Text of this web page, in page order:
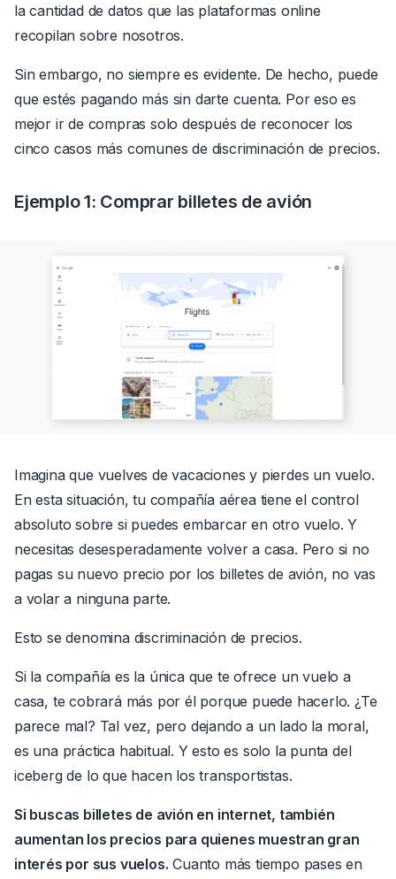
la cantidad de datos que las plataformas online
recopilan sobre nosotros.
Sin embargo, no siempre es evidente. De hecho, puede
que estés pagando más sin darte cuenta. Por eso es
mejor ir de compras solo después de reconocer los
cinco casos más comunes de discriminación de precios.
Ejemplo 1: Comprar billetes de avión
Imagina que vuelves de vacaciones y pierdes un vuelo.
En esta situación, tu compañía aérea tiene el control
absoluto sobre si puedes embarcar en otro vuelo. Y
necesitas desesperadamente volver a casa. Pero si no
pagas su nuevo precio por los billetes de avión, no vas
a volar a ninguna parte.
Esto se denomina discriminación de precios.
Si la compañía es la única que te ofrece un vuelo a
casa, te cobrará más por él porque puede hacerlo. ¿Te
parece mal? Tal vez, pero dejando a un lado la moral,
es una práctica habitual. Y esto es solo la punta del
iceberg de lo que hacen los transportistas.
Si buscas billetes de avión en internet, también
aumentan los precios para quienes muestran gran
interés por sus vuelos. Cuanto más tiempo pases en